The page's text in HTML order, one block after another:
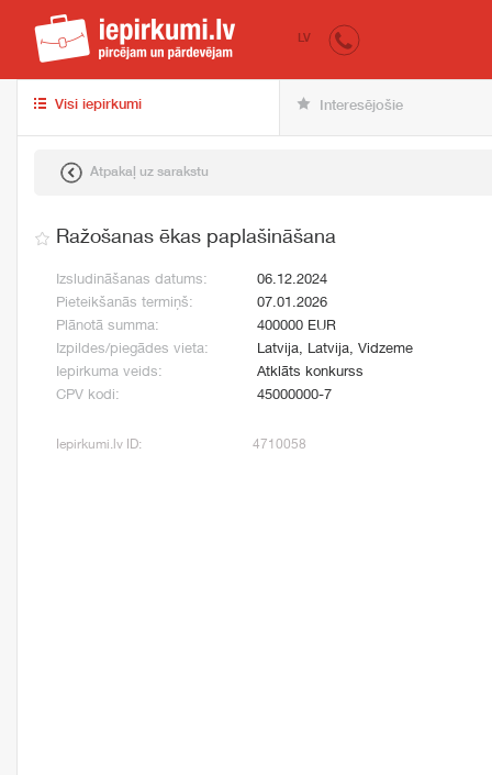
iepirkumi.lv
LV
Visi iepirkumi Interesējošie
Atpakaļ uz sarakstu
Ražošanas ēkas paplašināšana
Izsludināšanas datums:
06.12.2024
Pieteikšanās termiņš:
07.01.2026
Plānotā summa:
400000 EUR
Izpildes/piegādes vieta:
Latvija, Latvija, Vidzeme
Iepirkuma veids:
Atklāts konkurss
CPV kodi:
45000000-7
Iepirkumi.lv ID: 4710058